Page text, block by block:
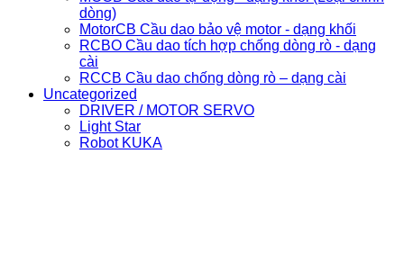
dòng)
MotorCB Cầu dao bảo vệ motor - dạng khối
RCBO Cầu dao tích hợp chống dòng rò - dạng
cài
RCCB Cầu dao chống dòng rò – dạng cài
Uncategorized
DRIVER / MOTOR SERVO
Light Star
Robot KUKA